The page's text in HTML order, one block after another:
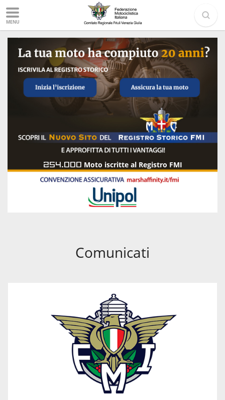
MENU
254.000 Moto iscritte al Registro FMI
Comunicati